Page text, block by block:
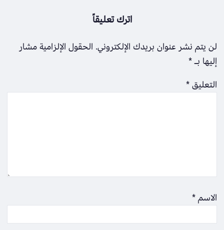
اترك تعليقاً
لن يتم نشر عنوان بريدك الإلكتروني. الحقول الإلزامية مشار
إليها بـ*
التعليق*
الاسم*